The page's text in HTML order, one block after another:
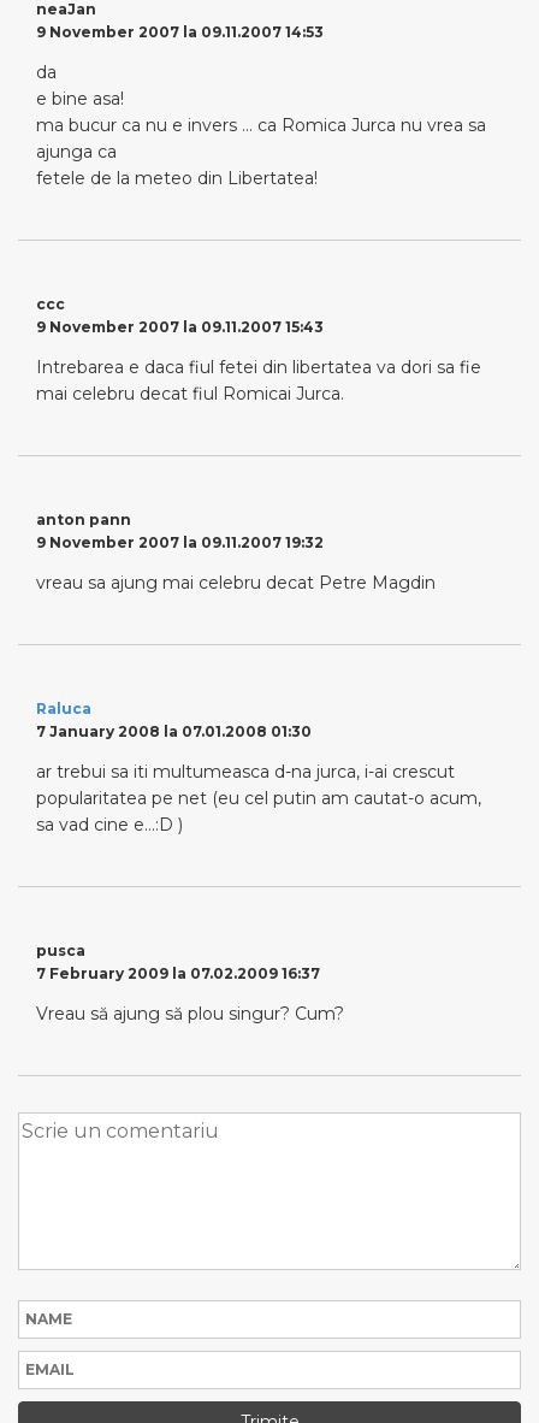
neaJan
9 November 2007 la 09.11.2007 14:53
da
e bine asa!
ma bucur ca nu e invers … ca Romica Jurca nu vrea sa
ajunga ca
fetele de la meteo din Libertatea!
ccc
9 November 2007 la 09.11.2007 15:43
Intrebarea e daca fiul fetei din libertatea va dori sa fie
mai celebru decat fiul Romicai Jurca.
anton pann
9 November 2007 la 09.11.2007 19:32
vreau sa ajung mai celebru decat Petre Magdin
Raluca
7 January 2008 la 07.01.2008 01:30
ar trebui sa iti multumeasca d-na jurca, i-ai crescut
popularitatea pe net (eu cel putin am cautat-o acum,
sa vad cine e…:D )
pusca
7 February 2009 la 07.02.2009 16:37
Vreau să ajung să plou singur? Cum?